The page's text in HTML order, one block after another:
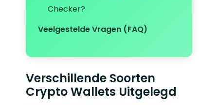
Checker?
Veelgestelde Vragen (FAQ)
Verschillende Soorten
Crypto Wallets Uitgelegd